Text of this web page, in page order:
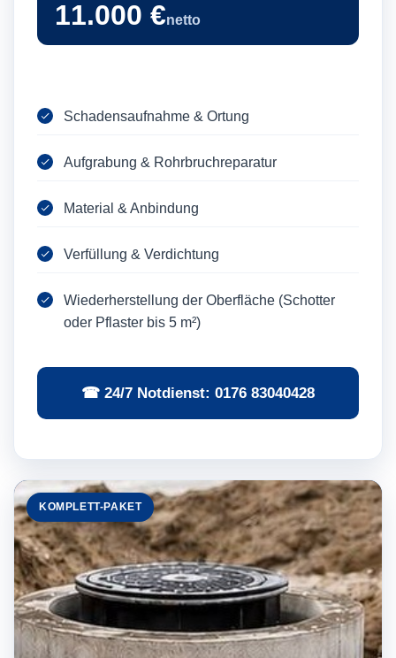
11.000 €netto
Schadensaufnahme & Ortung
Aufgrabung & Rohrbruchreparatur
Material & Anbindung
Verfüllung & Verdichtung
Wiederherstellung der Oberfläche (Schotter
oder Pflaster bis 5 m²)
☎ 24/7 Notdienst: 0176 83040428
KOMPLETT-PAKET